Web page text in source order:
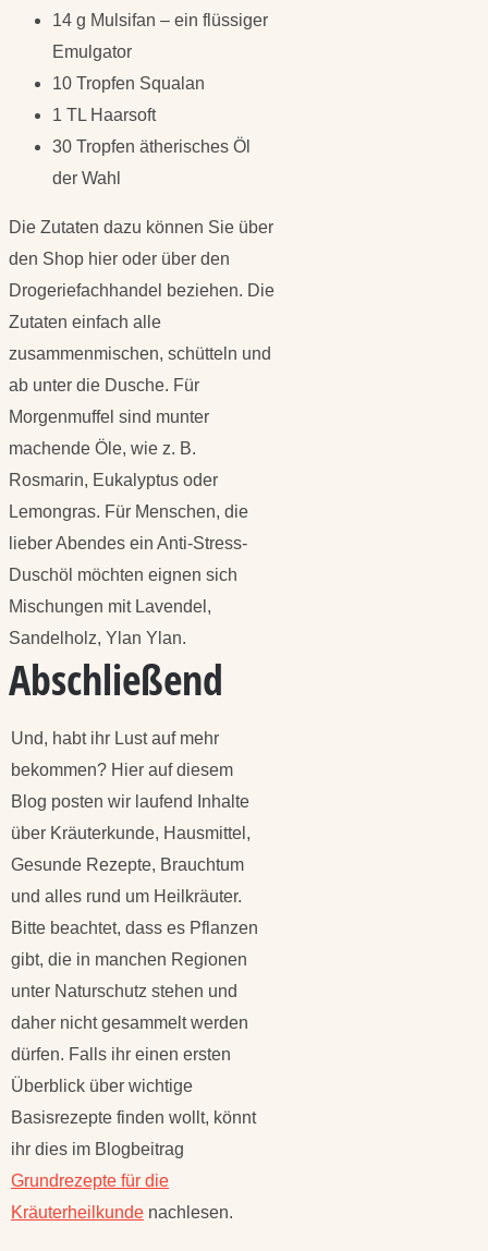
14 g Mulsifan – ein flüssiger
Emulgator
10 Tropfen Squalan
1 TL Haarsoft
30 Tropfen ätherisches Öl
der Wahl
Die Zutaten dazu können Sie über
den Shop hier oder über den
Drogeriefachhandel beziehen. Die
Zutaten einfach alle
zusammenmischen, schütteln und
ab unter die Dusche. Für
Morgenmuffel sind munter
machende Öle, wie z. B.
Rosmarin, Eukalyptus oder
Lemongras. Für Menschen, die
lieber Abendes ein Anti-Stress-
Duschöl möchten eignen sich
Mischungen mit Lavendel,
Sandelholz, Ylan Ylan.
Abschließend
Und, habt ihr Lust auf mehr
bekommen? Hier auf diesem
Blog posten wir laufend Inhalte
über Kräuterkunde, Hausmittel,
Gesunde Rezepte, Brauchtum
und alles rund um Heilkräuter.
Bitte beachtet, dass es Pflanzen
gibt, die in manchen Regionen
unter Naturschutz stehen und
daher nicht gesammelt werden
dürfen. Falls ihr einen ersten
Überblick über wichtige
Basisrezepte finden wollt, könnt
ihr dies im Blogbeitrag
Grundrezepte für die
Kräuterheilkunde nachlesen.